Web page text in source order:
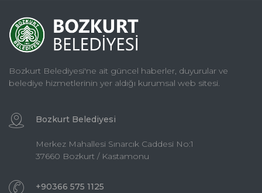
Bozkurt Belediyesi'ne ait güncel haberler, duyurular ve
belediye hizmetlerinin yer aldığı kurumsal web sitesi.
Bozkurt Belediyesi
Merkez Mahallesi Sınarcık Caddesi No:1
37660 Bozkurt / Kastamonu
+90366 575 1125